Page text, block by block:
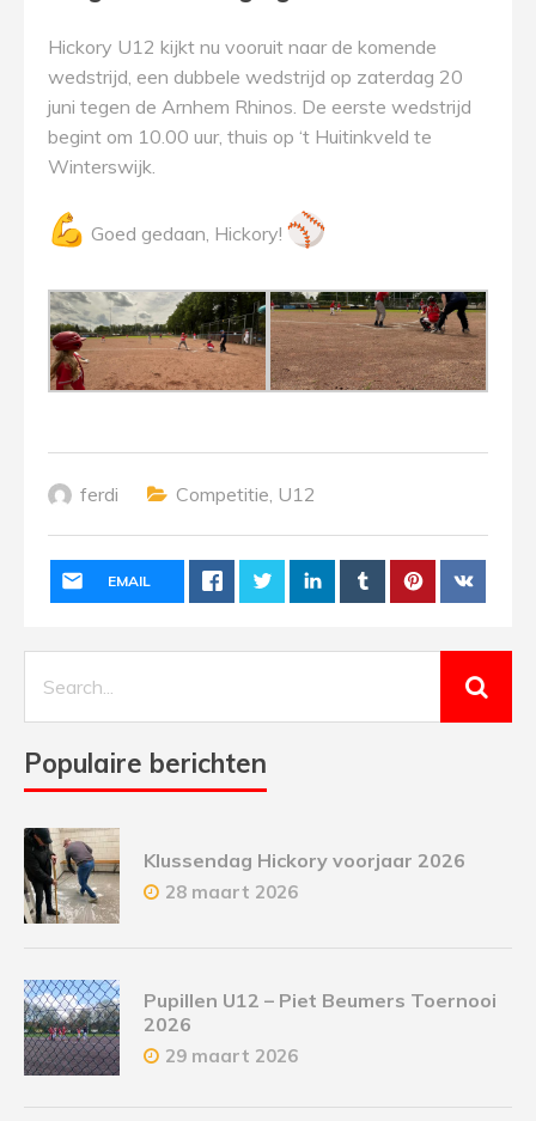
Hickory U12 kijkt nu vooruit naar de komende
wedstrijd, een dubbele wedstrijd op zaterdag 20
juni tegen de Arnhem Rhinos. De eerste wedstrijd
begint om 10.00 uur, thuis op ‘t Huitinkveld te
Winterswijk.
Goed gedaan, Hickory!
ferdi Competitie, U12
EMAIL
Populaire berichten
Klussendag Hickory voorjaar 2026
28 maart 2026
Pupillen U12 – Piet Beumers Toernooi
2026
29 maart 2026